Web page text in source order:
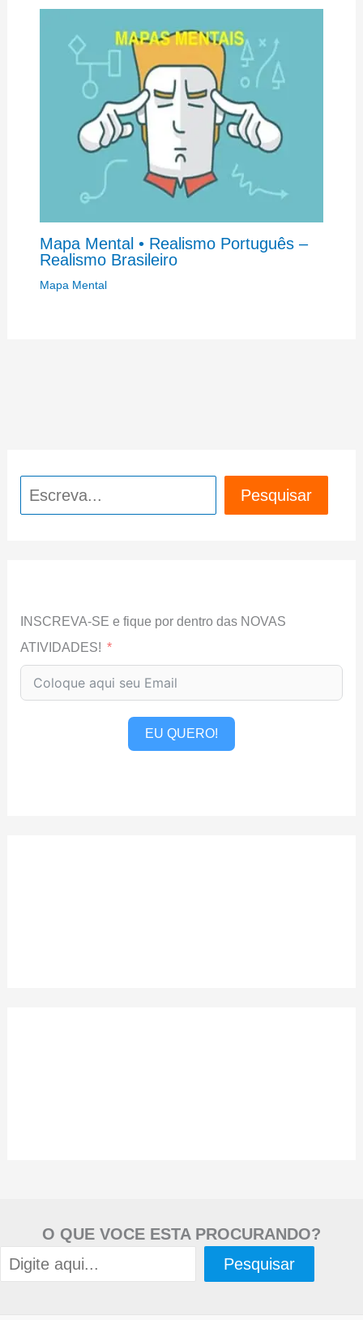
Mapa Mental • Realismo Português –
Realismo Brasileiro
Mapa Mental
Pesquisar Pesquisar
INSCREVA-SE e fique por dentro das NOVAS
ATIVIDADES!
EU QUERO!
O QUE VOCE ESTA PROCURANDO?
Pesquisar